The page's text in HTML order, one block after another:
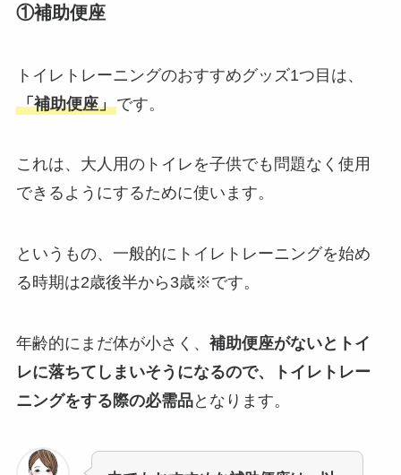
①補助便座
トイレトレーニングのおすすめグッズ1つ目は、
「補助便座」です。
これは、大人用のトイレを子供でも問題なく使用
できるようにするために使います。
というもの、一般的にトイレトレーニングを始め
る時期は2歳後半から3歳※です。
年齢的にまだ体が小さく、 補助便座がないとトイ
レに落ちてしまいそうになるので、トイレトレー
ニングをする際の必需品となります。